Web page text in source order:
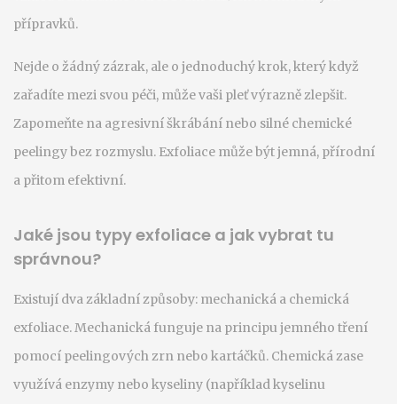
přípravků.
Nejde o žádný zázrak, ale o jednoduchý krok, který když
zařadíte mezi svou péči, může vaši pleť výrazně zlepšit.
Zapomeňte na agresivní škrábání nebo silné chemické
peelingy bez rozmyslu. Exfoliace může být jemná, přírodní
a přitom efektivní.
Jaké jsou typy exfoliace a jak vybrat tu
správnou?
Existují dva základní způsoby: mechanická a chemická
exfoliace. Mechanická funguje na principu jemného tření
pomocí peelingových zrn nebo kartáčků. Chemická zase
využívá enzymy nebo kyseliny (například kyselinu